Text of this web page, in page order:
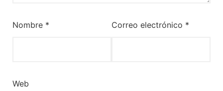
Nombre * Correo electrónico *
Web